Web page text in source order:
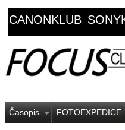
CANONKLUB
Časopis FOTOEXPEDICE